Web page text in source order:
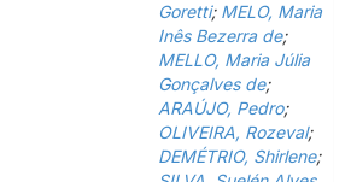
Goretti; MELO, Maria
Inês Bezerra de;
MELLO, Maria Júlia
Gonçalves de;
ARAÚJO, Pedro;
OLIVEIRA, Rozeval;
DEMÉTRIO, Shirlene;